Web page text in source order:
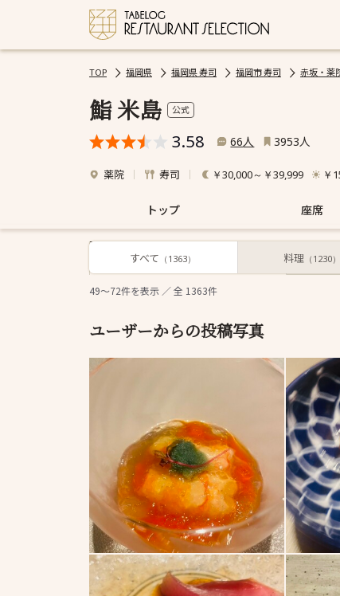
TOP 福岡県 福岡県 寿司 福岡市 寿司 赤坂・薬
鮨 米島 公式
3.58 66人 3953人
薬院 寿司 ￥30,000～￥39,999 ￥
トップ 座席
すべて （1363） 料理 （1230）
すべて
49～72件を表示 ／ 全 1363件
ユーザーからの投稿写真